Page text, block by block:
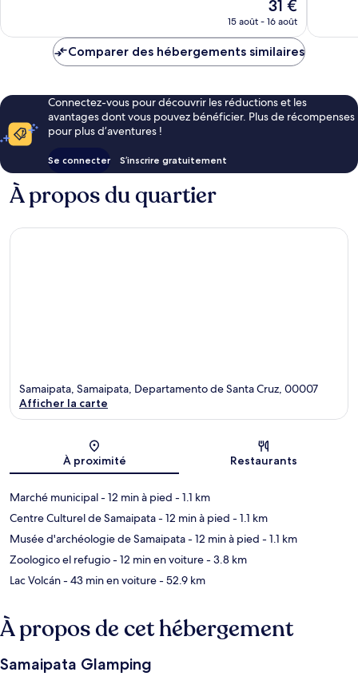
nouveau
est
de
31 €
15 août - 16 août
Comparer des hébergements similaires
Connectez-vous pour découvrir les réductions et les
avantages dont vous pouvez bénéficier. Plus de récompenses
pour plus d’aventures !
Se connecter S’inscrire gratuitement
À propos du quartier
Samaipata, Samaipata, Departamento de Santa Cruz, 00007
Afficher la carte
À proximité Restaurants
Marché municipal- 12 min à pied - 1.1 km
Centre Culturel de Samaipata- 12 min à pied - 1.1 km
Musée d'archéologie de Samaipata- 12 min à pied - 1.1 km
Zoologico el refugio- 12 min en voiture- 3.8 km
Lac Volcán- 43 min en voiture- 52.9 km
À propos de cet hébergement
Samaipata Glamping